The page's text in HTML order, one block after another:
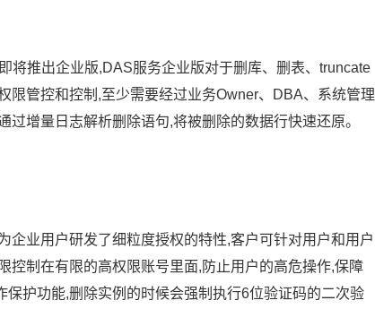
将推出企业版,DAS服务企业版对于删库、删表、truncate
限管控和控制,至少需要经过业务Owner、DBA、系统管理
过增量日志解析删除语句,将被删除的数据行快速还原。
企业用户研发了细粒度授权的特性,客户可针对用户和用户
控制在有限的高权限账号里面,防止用户的高危操作,保障
护功能,删除实例的时候会强制执行6位验证码的二次验